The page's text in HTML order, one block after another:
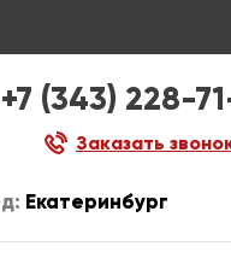
+7 (343) 228-
Заказать
Екатеринбург